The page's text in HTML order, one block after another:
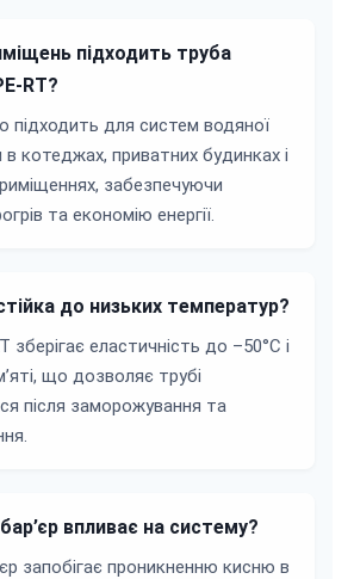
підходить труба
RT?
підходить для систем водяної
в котеджах, приватних будинках і
забезпечуючи
та економію енергії.
до низьких температур?
зберігає еластичність до –50°C і
що дозволяє трубі
після заморожування та
впливає на систему?
запобігає проникненню кисню в